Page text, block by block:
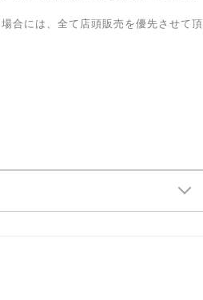
合には、全て店頭販売を優先させて頂